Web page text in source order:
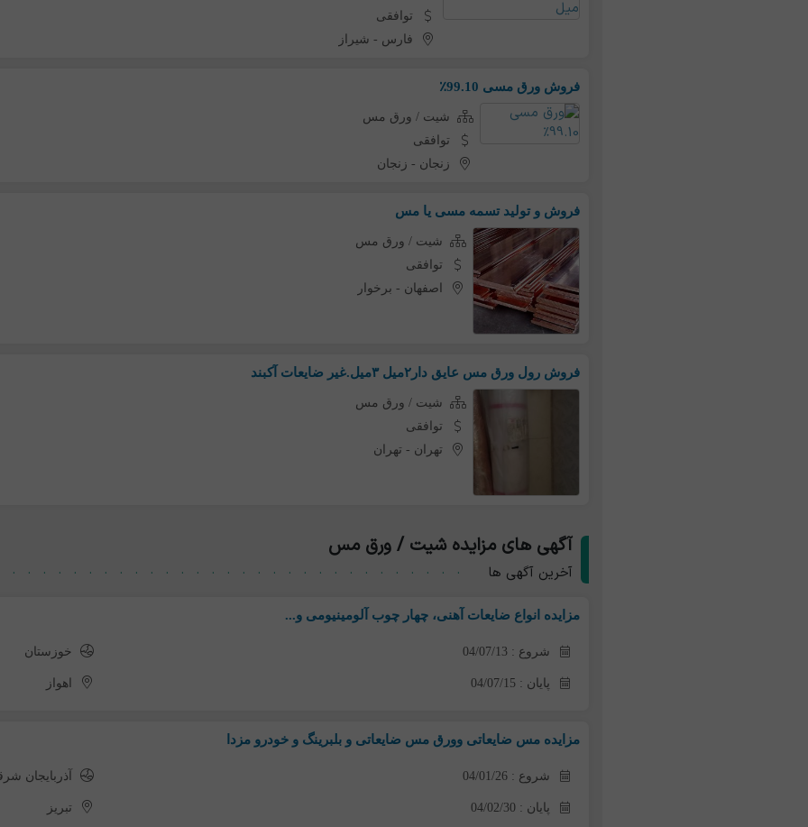
توافقی
فارس - شیراز
فروش ورق مسی 99.10٪
شیت / ورق مس
توافقی
زنجان - زنجان
فروش و تولید تسمه مسی یا مس
شیت / ورق مس
توافقی
اصفهان - برخوار
فروش رول ورق مس عایق دار۲میل ۳میل.غیر ضایعات آکبند
شیت / ورق مس
توافقی
تهران -تهران
آگهی های مزایده شیت / ورق مس
آخرین آگهی ها
مزایده انواع ضایعات آهنی، چهار چوب آلومینیومی و...
شروع : 04/07/13 خوزستان
پایان : 04/07/15 اهواز
مزایده مس ضایعاتی وورق مس ضایعاتی و بلبرینگ و خودرو مزدا
شروع : 04/01/26 آذربایجان
پایان : 04/02/30 تبریز